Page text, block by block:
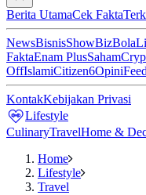
Berita UtamaCek Fakta
NewsBisnisShowBizBola
FaktaEnam PlusSaham
OffIslamiCitizen6Opini
KontakKebijakan Privasi
Lifestyle
CulinaryTravelHome &
Home
Lifestyle
Travel